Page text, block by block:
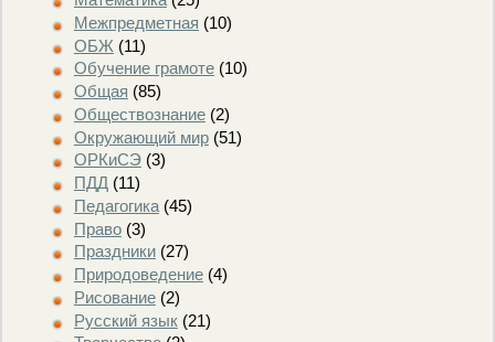
Межпредметная (10)
ОБЖ (11)
Обучение грамоте(10)
Общая (85)
Обществознание(2)
Окружающий мир(51)
ОРКиСЭ(3)
ПДД (11)
Педагогика(45)
Право(3)
Праздники(27)
Природоведение(4)
Рисование(2)
Русский язык(21)